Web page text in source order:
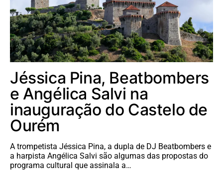
Jéssica Pina, Beatbombers
e Angélica Salvi na
inauguração do Castelo de
Ourém
A trompetista Jéssica Pina, a dupla de DJ Beatbombers e
a harpista Angélica Salvi são algumas das propostas do
programa cultural que assinala a…